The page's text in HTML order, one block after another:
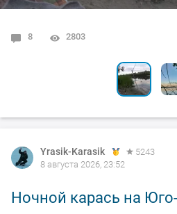
8 2803
1 4112
Yrasik-Karasik
5243
8 августа 2026, 23:52
Ночной карась на